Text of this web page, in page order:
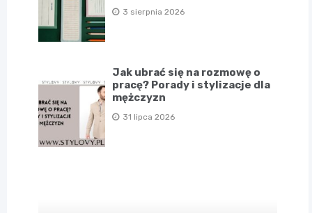
3 sierpnia 2026
Jak ubrać się na rozmowę o
pracę? Porady i stylizacje dla
mężczyzn
31 lipca 2026